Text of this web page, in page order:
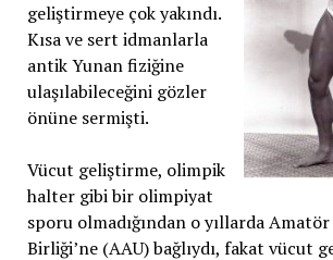
geliştirmeye çok yakındı.
Kısa ve sert idmanlarla
antik Yunan fiziğine
ulaşılabileceğini gözler
önüne sermişti.
Vücut geliştirme, olimpik
halter gibi bir olimpiyat
sporu olmadığından o yıllarda
Birliği’ne (AAU) bağlıydı, fakat vücut